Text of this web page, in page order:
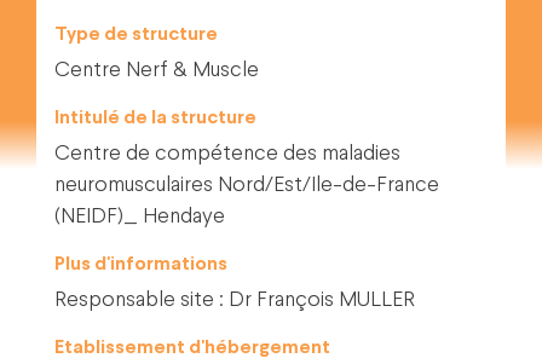
Type de structure
Centre Nerf & Muscle
Intitulé de la structure
Centre de compétence des maladies
neuromusculaires Nord/Est/Ile-de-France
(NEIDF)_ Hendaye
Plus d'informations
Responsable site : Dr François MULLER
Etablissement d'hébergement